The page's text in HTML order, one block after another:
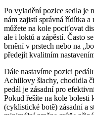
Po vyladění pozice sedla je
nám zajistí správná řídítka
můžete na kole pociťovat
ale i loktů a zápěstí. Často
brnění v prstech nebo na
předejít kvalitním
Dále nastavíme pozici
Achillovy šlachy, chodidla
pedál je zásadní pro
Pokud řešíte na kole bolesti
(cyklistické botě) zásadní a